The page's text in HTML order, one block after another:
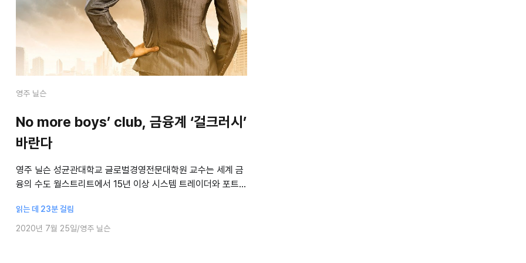
영주 닐슨
No more boys’ club, 금융계 ‘걸크러시’
바란다
영주 닐슨 성균관대학교 글로벌경영전문대학원 교수는 세계 금
융의 수도 월스트리트에서 15년 이상 시스템 트레이더와 포트폴
활과 그에 앞서 인내로 버틴 학업 경
읽는 데 23분 걸림
2020년 7월 25일 영주 닐슨